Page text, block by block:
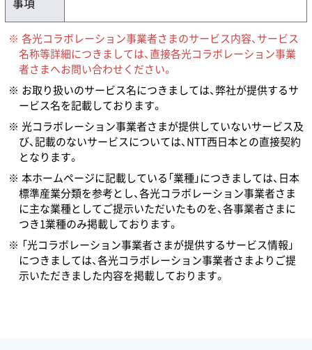
各光コラボレーション事業者さまのサービス内容、サービス
名称等詳細につきましては、直接各光コラボレーション事業
者さまへお問い合わせください。
お取り扱いのサービス名につきましては、弊社が提供するサ
ービス名を記載しております。
光コラボレーション事業者さまが提供していないサービス及
び、記載のないサービスについては、NTT西日本との直接契約
となります。
本ホームページに記載している「業種」につきましては、日本
標準産業分類を参考とし、各光コラボレーション事業者さま
に主な業種としてご提示いただいたものを、各事業者さまに
つき1業種のみ掲載しております。
「光コラボレーション事業者さまが提供するサービス情報」
につきましては、各光コラボレーション事業者さまよりご提
示いただきました内容を掲載しております。